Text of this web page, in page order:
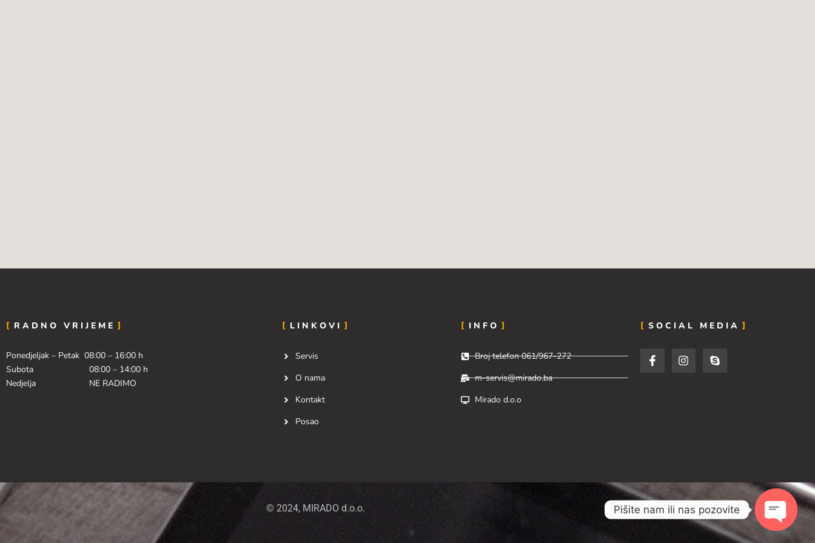
RADNO VRIJEME
Ponedjeljak – Petak 08:00 – 16:00 h
Subota 08:00 – 14:00 h
Nedjelja NE RADIMO
LINKOVI
Servis
O nama
Kontakt
Posao
INFO
Broj telefon 061/967-272
m-servis@mirado.ba
Mirado d.o.o
SOCIAL MEDIA
© 2024, MIRADO d.o.o. Pišite nam ili nas pozovite
Open